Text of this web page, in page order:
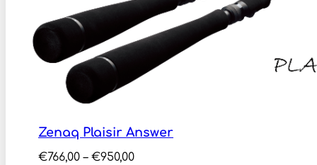
Zenaq Plaisir Answer
€766,00 – €950,00Price